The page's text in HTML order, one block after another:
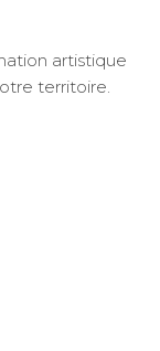
artistique
territoire.